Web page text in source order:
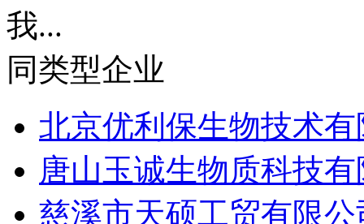
我...
同类型企业
北京优利保生物技术
唐山玉诚生物质科技
慈溪市天硕工贸有限公